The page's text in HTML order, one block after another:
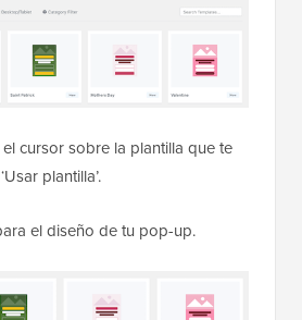
cursor sobre la plantilla que te
plantilla’.
el diseño de tu pop-up.